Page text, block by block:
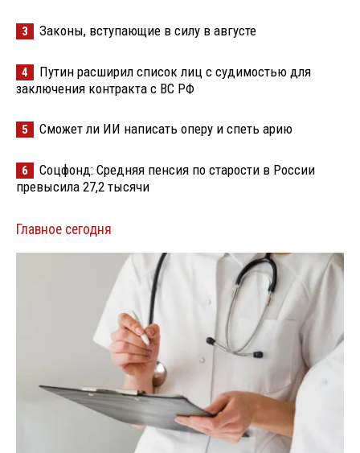
3 Законы, вступающие в силу в августе
4
Путин расширил список лиц с судимостью для
заключения контракта с ВС РФ
5 Сможет ли ИИ написать оперу и спеть арию
6
Соцфонд: Средняя пенсия по старости в России
превысила 27,2 тысячи
Главное сегодня